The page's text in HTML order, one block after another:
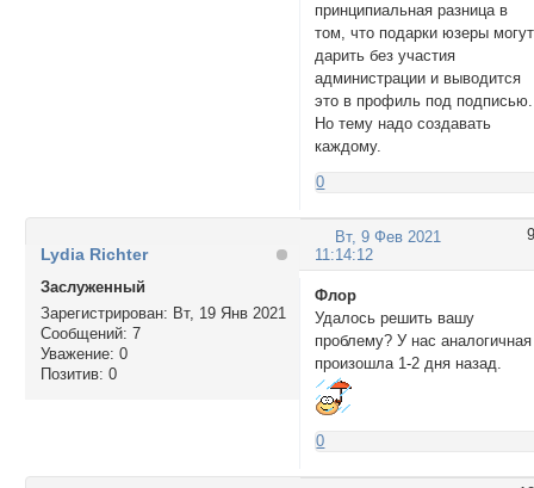
принципиальная разница в
том, что подарки юзеры могут
дарить без участия
администрации и выводится
это в профиль под подписью.
Но тему надо создавать
каждому.
0
9
Вт, 9 Фев 2021
11:14:12
Lydia Richter
Заслуженный
Зарегистрирован: Вт, 19 Янв 2021
Сообщений: 7
Уважение: 0
Позитив: 0
Флор
Удалось решить вашу
проблему? У нас аналогичная
произошла 1-2 дня назад.
0